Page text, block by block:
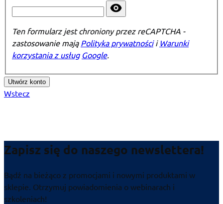
Ten formularz jest chroniony przez reCAPTCHA -
zastosowanie mają Polityka prywatnościi Warunki
korzystania z usług Google.
Utwórz konto
Wstecz
Zapisz się do naszego newslettera!
Bądź na bieżąco z promocjami i nowymi produktami w
sklepie. Otrzymuj powiadomienia o webinarach i
szkoleniach!